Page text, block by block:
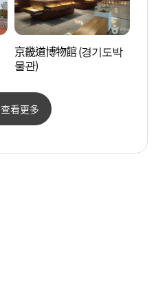
京畿道博物館 (경기도박
물관)
查看更多